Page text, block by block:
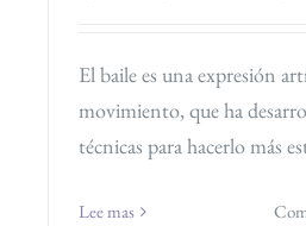
El baile es una expresión
movimiento, que ha
técnicas para hacerlo más
Lee mas